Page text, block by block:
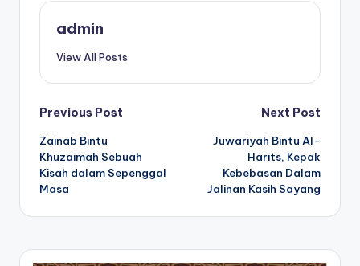
admin
View All Posts
Post
navigation
Previous Post
Zainab Bintu
Khuzaimah Sebuah
Kisah dalam Sepenggal
Masa
Next Post
Juwariyah Bintu Al-
Harits, Kepak
Kebebasan Dalam
Jalinan Kasih Sayang